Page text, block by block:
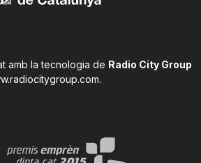
amb la tecnologia de Radio City Group
.